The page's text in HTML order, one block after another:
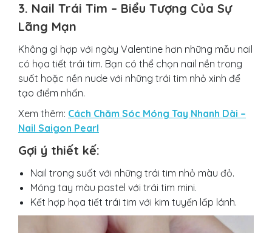
3. Nail Trái Tim – Biểu Tượng Của Sự
Lãng Mạn
Không gì hợp với ngày Valentine hơn những mẫu nail
có họa tiết trái tim. Bạn có thể chọn nail nền trong
suốt hoặc nền nude với những trái tim nhỏ xinh để
tạo điểm nhấn.
Xem thêm: Cách Chăm Sóc Móng Tay Nhanh Dài –
Nail Saigon Pearl
Gợi ý thiết kế:
Nail trong suốt với những trái tim nhỏ màu đỏ.
Móng tay màu pastel với trái tim mini.
Kết hợp họa tiết trái tim với kim tuyến lấp lánh.